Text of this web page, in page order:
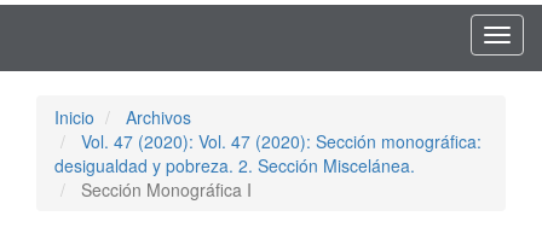
Inicio
Archivos
Vol. 47 (2020): Vol. 47 (2020): Sección monográfica:
desigualdad y pobreza. 2. Sección Miscelánea.
Sección Monográfica I